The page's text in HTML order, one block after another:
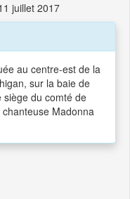
juillet 2017
au centre-est de la
sur la baie de
siège du comté de
Madonna